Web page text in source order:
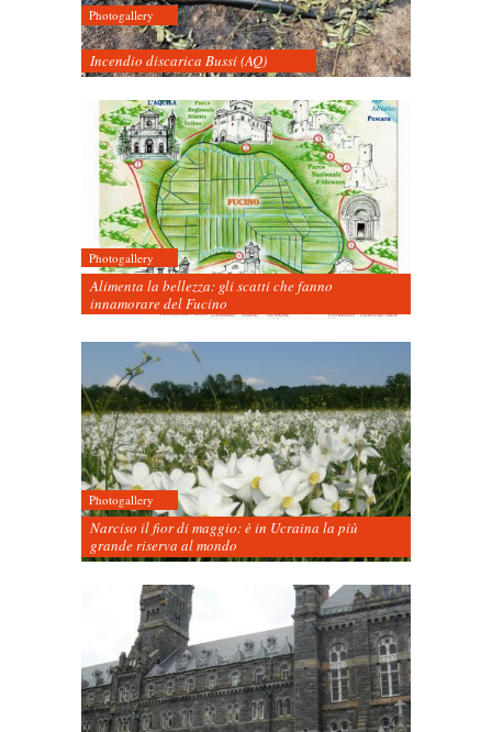
Photogallery
Incendio discarica Bussi (AQ)
Photogallery
Alimenta la bellezza: gli scatti che fanno
innamorare del Fucino
Photogallery
Narciso il fior di maggio: è in Ucraina la più
grande riserva al mondo